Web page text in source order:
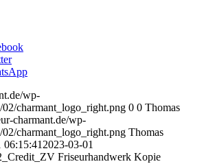
wp-
charmant_logo_right.png 0 0 Thomas
charmant.de/wp-
charmant_logo_right.png Thomas
06:15:41 2023-03-01
Friseurhandwerk Kopie